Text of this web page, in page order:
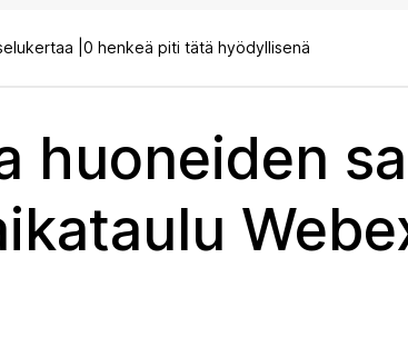
| 0 henkeä piti tätä hyödyllisenä
huoneiden